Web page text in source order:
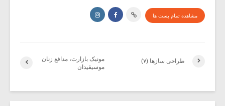
مشاهده تمام پست ها
مونیک بازارت، مدافع زنان
موسیقیدان
طراحی سازها (۷)